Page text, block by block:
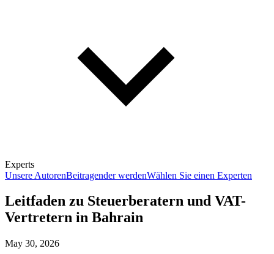
Experts
Unsere AutorenBeitragender werdenWählen Sie einen Experten
Leitfaden zu Steuerberatern und VAT-
Vertretern in Bahrain
May 30, 2026